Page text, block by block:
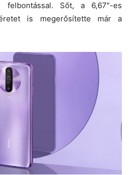
felbontással. Sőt, a 6,67″-es
is megerősítette már a